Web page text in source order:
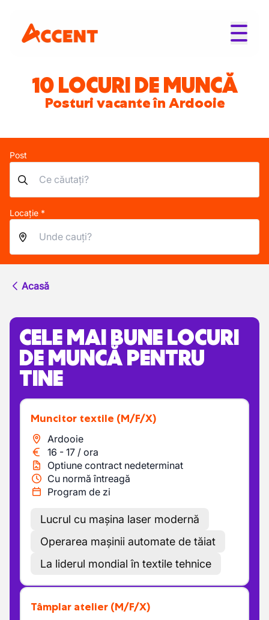
10 LOCURI DE MUNCĂ
Posturi vacante în Ardooie
Post
Locație *
Acasă
CELE MAI BUNE LOCURI
DE MUNCĂ PENTRU
TINE
Muncitor textile (M/F/X)
Ardooie
16 - 17 / ora
Optiune contract nedeterminat
Cu normă întreagă
Program de zi
Lucrul cu mașina laser modernă
Operarea mașinii automate de tăiat
La liderul mondial în textile tehnice
Tâmplar atelier (M/F/X)